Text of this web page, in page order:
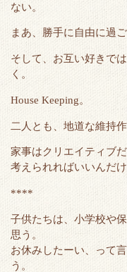
ない。
まあ、勝手に自由に過
そして、お互い好きで
く。
House Keeping。
二人とも、地道な維持
家事はクリエイティブ
考えられればいいんだけ
****
子供たちは、小学校や
思う。
お休みしたーい、って
う。